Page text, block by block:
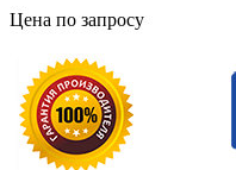
Цена по запросу